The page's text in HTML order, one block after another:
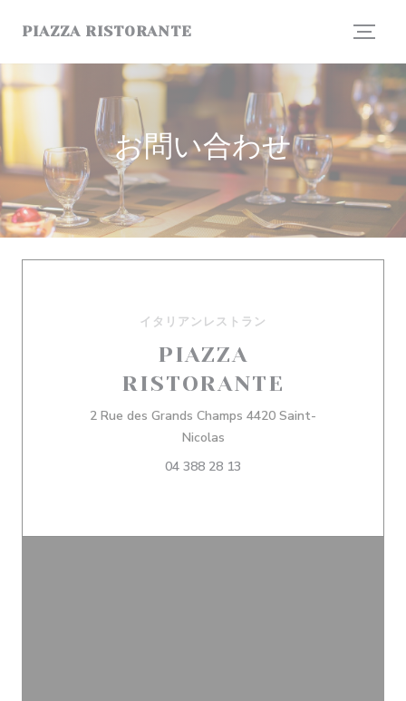
PIAZZA RISTORANTE
お問い合わせ
イタリアンレストラン
PIAZZA
RISTORANTE
2 Rue des Grands Champs 4420 Saint-
Nicolas((新しいウィンドウで開きます))
04 388 28 13